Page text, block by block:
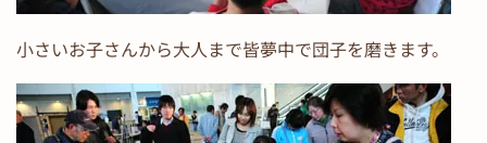
小さいお子さんから大人まで皆夢中で団子を磨きます。